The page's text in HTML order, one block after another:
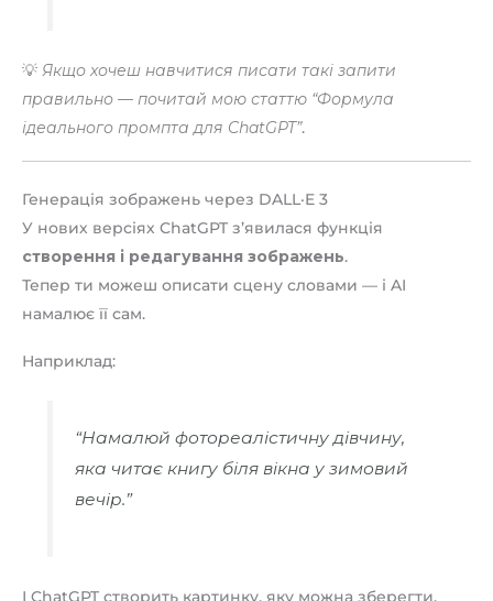
💡 Якщо хочеш навчитися писати такі запити
правильно — почитай мою статтю “Формула
ідеального промпта для ChatGPT”.
Генерація зображень через DALL·E 3
У нових версіях ChatGPT з’явилася функція
створення і редагування зображень.
Тепер ти можеш описати сцену словами — і AI
намалює її сам.
Наприклад:
“Намалюй фотореалістичну дівчину,
яка читає книгу біля вікна у зимовий
вечір.”
І ChatGPT створить картинку, яку можна зберегти,